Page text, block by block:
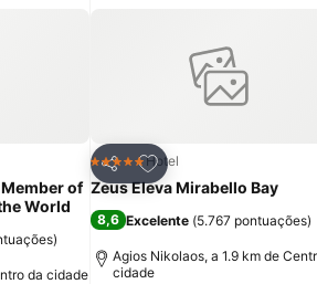
of
World
)
da cidade
Partilhar
Adicionar aos
5 EstrelasHotel
Zeus Eleva Mirabello Bay
8,6 Excelente (5.767 pontuações)
Agios Nikolaos, a 1.9 km de
cidade